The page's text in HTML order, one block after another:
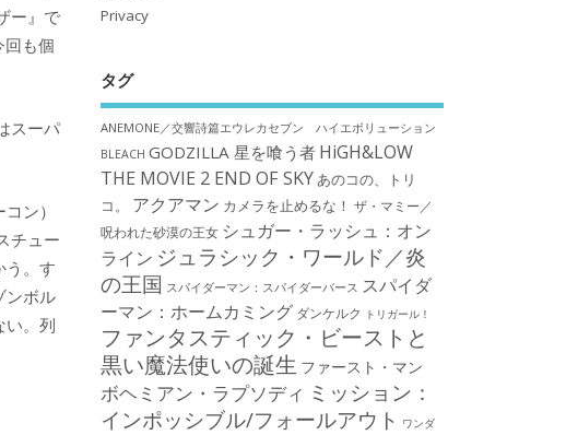
ー』で
回も個
スーパ
ン）
チュー
う。す
ンボル
い。列
Privacy
タグ
ANEMONE／交響詩篇エウレカセブン ハイエボリューション
BLEACH GODZILLA 星を喰う者 HiGH&LOW
THE MOVIE 2 END OF SKY あのコの、トリ
コ。
アクアマン カメラを止めるな！ ザ・マミー／
呪われた砂漠の王女 シュガー・ラッシュ：オン
ライン ジュラシック・ワールド／炎
の王国 スパイダーマン：スパイダーバース スパイダ
ーマン：ホームカミング ダンケルク トリガール！
ファンタスティック・ビーストと
黒い魔法使いの誕生 ファースト・マン
ボヘミアン・ラプソディ ミッション：
インポッシブル/フォールアウト ワンダ